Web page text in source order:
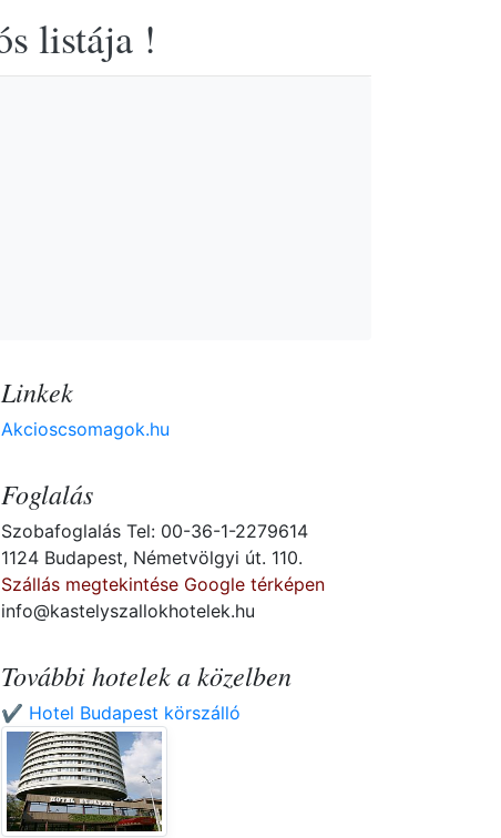
listája !
Linkek
Akcioscsomagok.hu
Foglalás
Szobafoglalás Tel: 00-36-1-2279614
1124 Budapest, Németvölgyi út. 110.
Szállás megtekintése Google térképen
info@kastelyszallokhotelek.hu
További hotelek a közelben
✔️ Hotel Budapest körszálló